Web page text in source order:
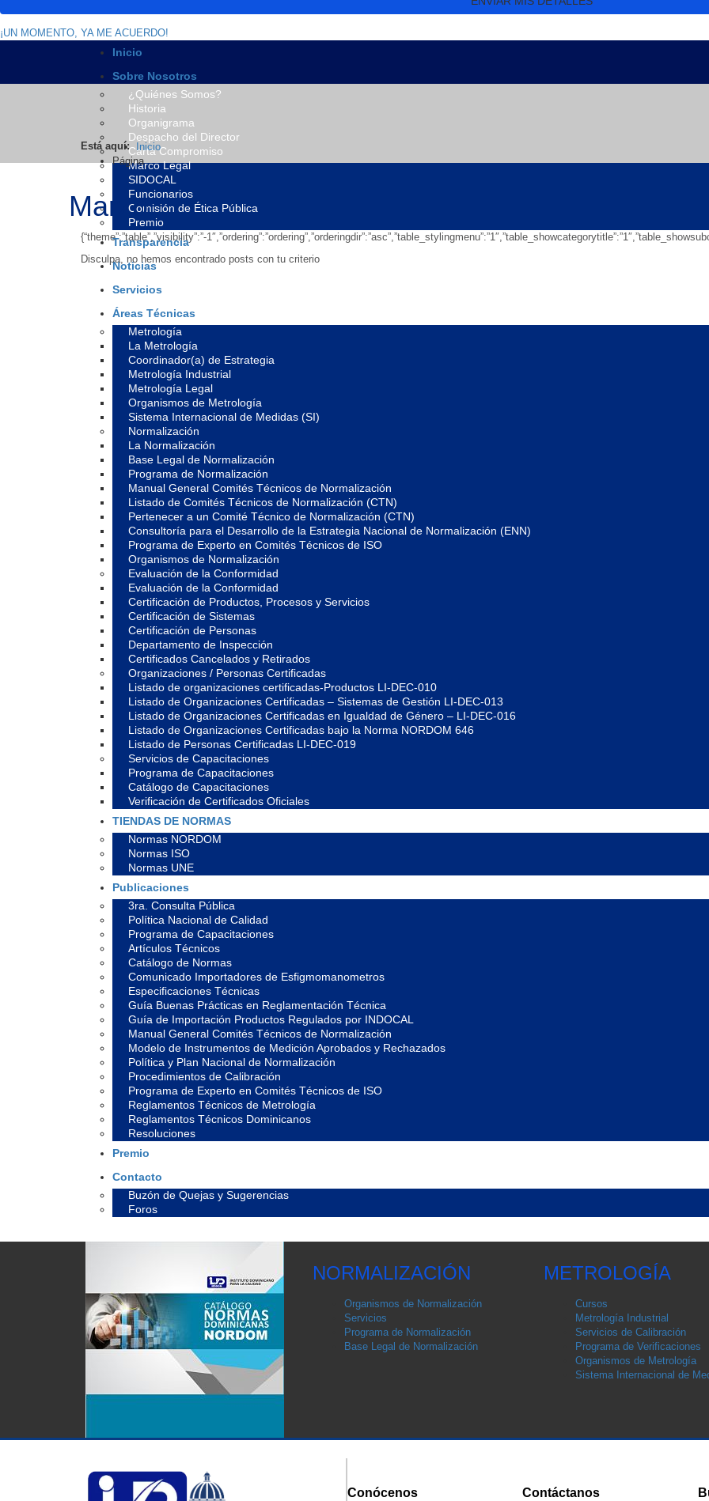
¡UN MOMENTO, YA ME ACUERDO!
Inicio
Sobre Nosotros
¿Quiénes Somos?
Historia
Organigrama
Despacho del Director
Carta Compromiso
Marco Legal
SIDOCAL
Funcionarios
Comisión de Ética Pública
Premio
Transparencia
Noticias
Servicios
Áreas Técnicas
Metrología
La Metrología
Coordinador(a) de Estrategia
Metrología Industrial
Metrología Legal
Organismos de Metrología
Sistema Internacional de Medidas (SI)
Normalización
La Normalización
Base Legal de Normalización
Programa de Normalización
Manual General Comités Técnicos de Normalización
Listado de Comités Técnicos de Normalización (CTN)
Pertenecer a un Comité Técnico de Normalización (CTN)
Consultoría para el Desarrollo de la Estrategia Nacional de Normalización (ENN)
Programa de Experto en Comités Técnicos de ISO
Organismos de Normalización
Evaluación de la Conformidad
Evaluación de la Conformidad
Certificación de Productos, Procesos y Servicios
Certificación de Sistemas
Certificación de Personas
Departamento de Inspección
Certificados Cancelados y Retirados
Organizaciones / Personas Certificadas
Listado de organizaciones certificadas-Productos LI-DEC-010
Listado de Organizaciones Certificadas – Sistemas de Gestión LI-DEC-013
Listado de Organizaciones Certificadas en Igualdad de Género – LI-DEC-016
Listado de Organizaciones Certificadas bajo la Norma NORDOM 646
Listado de Personas Certificadas LI-DEC-019
Servicios de Capacitaciones
Programa de Capacitaciones
Catálogo de Capacitaciones
Verificación de Certificados Oficiales
TIENDAS DE NORMAS
Normas NORDOM
Normas ISO
Normas UNE
Publicaciones
3ra. Consulta Pública
Política Nacional de Calidad
Programa de Capacitaciones
Artículos Técnicos
Catálogo de Normas
Comunicado Importadores de Esfigmomanometros
Especificaciones Técnicas
Guía Buenas Prácticas en Reglamentación Técnica
Guía de Importación Productos Regulados por INDOCAL
Manual General Comités Técnicos de Normalización
Modelo de Instrumentos de Medición Aprobados y Rechazados
Política y Plan Nacional de Normalización
Procedimientos de Calibración
Programa de Experto en Comités Técnicos de ISO
Reglamentos Técnicos de Metrología
Reglamentos Técnicos Dominicanos
Resoluciones
Premio
Contacto
Buzón de Quejas y Sugerencias
Foros
Está aquí: Inicio
Página
Marzo
{“theme”:”table”,”visibility”:”-
Disculpa, no hemos encontrado posts con tu criterio
NORMALIZACIÓN
Organismos de Normalización
Servicios
Programa de Normalización
Base Legal de Normalización
METROLOGÍA
Cursos
Metrología Industrial
Servicios de Calibración
Programa de Verificaciones
Organismos de Metrología
Sistema Internacional de
Conócenos Contáctanos